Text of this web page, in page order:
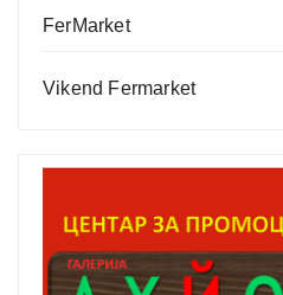
FerMarket
Vikend Fermarket